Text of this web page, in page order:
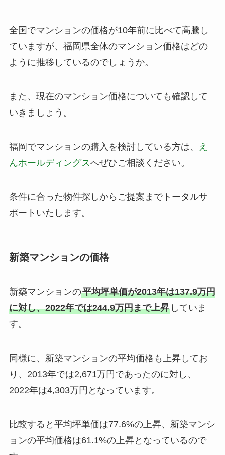
全国でマンションの価格が10年前に比べて高騰し
ていますが、福岡県全体のマンション価格はどの
ように推移しているのでしょうか。
また、現在のマンション価格についても確認して
いきましょう。
福岡でマンションの購入を検討している方は、
え
んホールディングスへぜひご相談ください。
条件に合った物件探しからご提案までトータルサ
ポートいたします。
新築マンションの価格
新築マンションの平均坪単価が2013年は137.9万円
に対し、2022年では244.9万円まで上昇していま
す。
同様に、新築マンションの平均価格も上昇してお
り、2013年では2,671万円であったのに対し、
2022年は4,303万円となっています。
比較すると平均坪単価は77.6%の上昇、新築マンシ
ョンの平均価格は61.1%の上昇となっているので